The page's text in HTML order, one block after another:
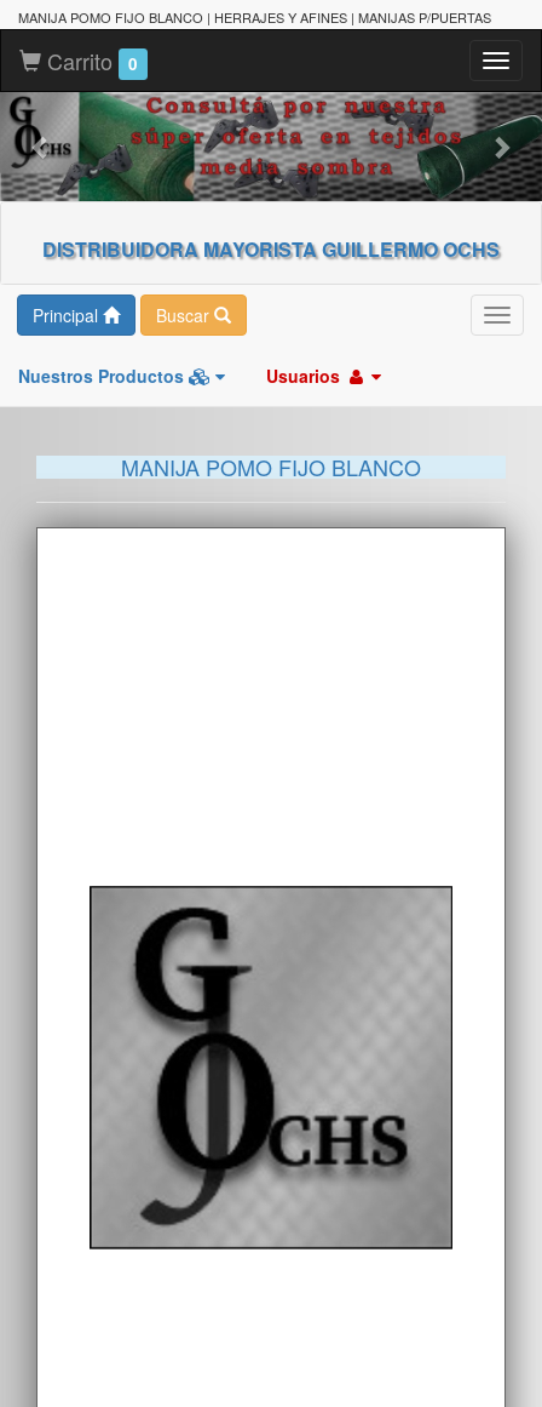
MANIJA POMO FIJO BLANCO | HERRAJES Y AFINES | MANIJAS P/PUERTAS
Carrito 0
DISTRIBUIDORA MAYORISTA GUILLERMO OCHS
Principal Buscar
Nuestros Productos Usuarios
MANIJA POMO FIJO BLANCO